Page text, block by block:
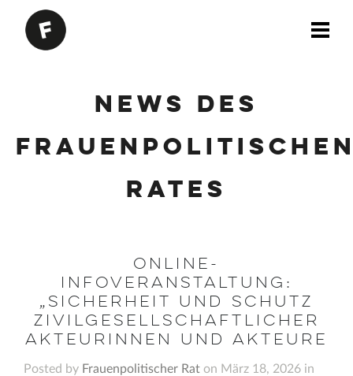
News des
Rates
Online-
Infoveranstaltung:
„Sicherheit und Schutz
zivilgesellschaftlicher
Akteurinnen und Akteure
Posted by Frauenpolitischer Rat on März 18, 2026 in